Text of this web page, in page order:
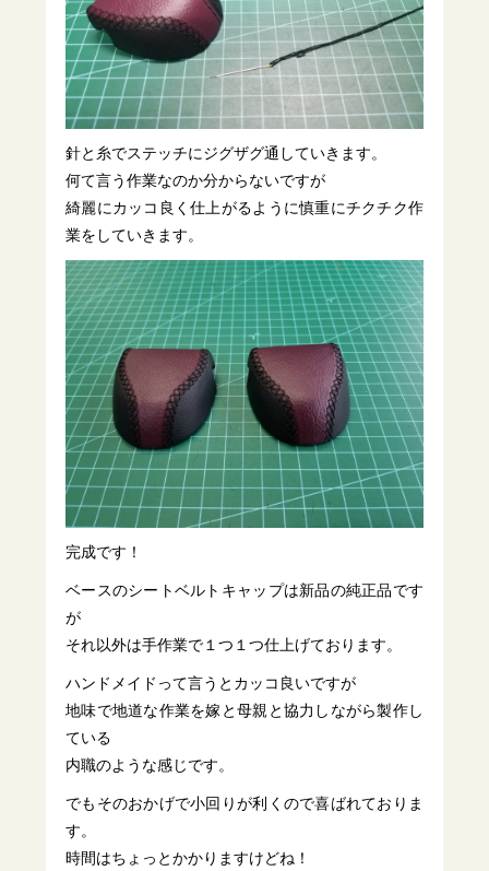
針と糸でステッチにジグザグ通していきます。
何て言う作業なのか分からないですが
綺麗にカッコ良く仕上がるように慎重にチクチク作
業をしていきます。
完成です！
ベースのシートベルトキャップは新品の純正品です
が
それ以外は手作業で１つ１つ仕上げております。
ハンドメイドって言うとカッコ良いですが
地味で地道な作業を嫁と母親と協力しながら製作し
ている
内職のような感じです。
でもそのおかげで小回りが利くので喜ばれておりま
す。
時間はちょっとかかりますけどね！